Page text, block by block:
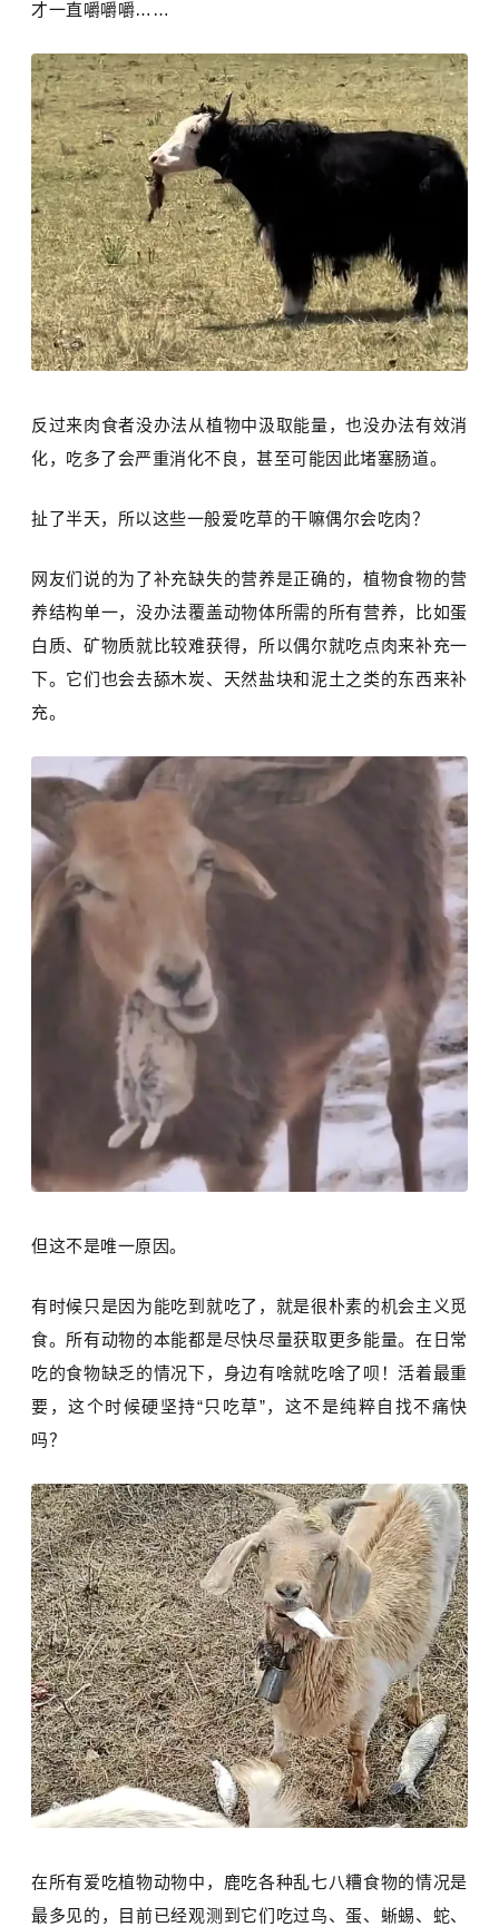
才一直嚼嚼嚼……
反过来肉食者没办法从植物中汲取能量，也没办法有效消
化，吃多了会严重消化不良，甚至可能因此堵塞肠道。
扯了半天，所以这些一般爱吃草的干嘛偶尔会吃肉？
网友们说的为了补充缺失的营养是正确的，植物食物的营
养结构单一，没办法覆盖动物体所需的所有营养，比如蛋
白质、矿物质就比较难获得，所以偶尔就吃点肉来补充一
下。它们也会去舔木炭、天然盐块和泥土之类的东西来补
充。
但这不是唯一原因。
有时候只是因为能吃到就吃了，就是很朴素的机会主义觅
食。所有动物的本能都是尽快尽量获取更多能量。在日常
吃的食物缺乏的情况下，身边有啥就吃啥了呗！活着最重
要，这个时候硬坚持“只吃草”，这不是纯粹自找不痛快
吗？
在所有爱吃植物动物中，鹿吃各种乱七八糟食物的情况是
最多见的，目前已经观测到它们吃过鸟、蛋、蜥蜴、蛇、